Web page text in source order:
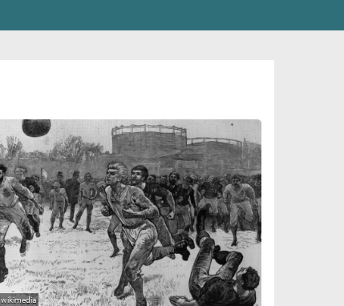
wikimedia